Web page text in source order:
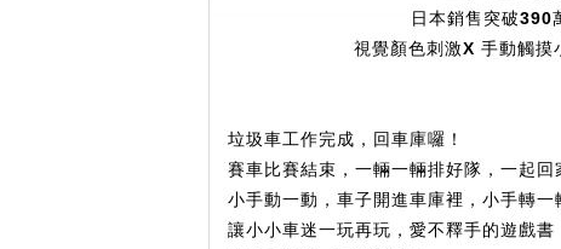
日本銷售突破390
視覺顏色刺激Χ 手動觸
垃圾車工作完成，回車庫囉！
賽車比賽結束，一輛一輛排好隊，一起回
小手動一動，車子開進車庫裡，小手轉一
讓小小車迷一玩再玩，愛不釋手的遊戲書